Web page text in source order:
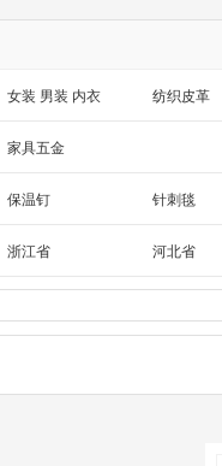
女装 男装 内衣
纺织皮革
家具五金
保温钉
针刺毯
浙江省
河北省
香港 澳门